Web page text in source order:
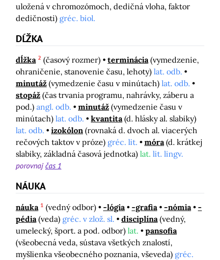
uložená v chromozómoch, dedičná vloha, faktor
dedičnosti) gréc. biol.
DĹŽKA
dĺžka 2 (časový rozmer) terminácia (vymedzenie,
ohraničenie, stanovenie času, lehoty) lat. odb.
minutáž (vymedzenie času v minútach) lat. odb.
stopáž (čas trvania programu, nahrávky, záberu a
pod.) angl. odb. minutáž (vymedzenie času v
minútach) lat. odb. kvantita (d. hlásky al. slabiky)
lat. odb.
izokólon (rovnaká d. dvoch al. viacerých
rečových taktov v próze) gréc. lit. móra (d. krátkej
slabiky, základná časová jednotka) lat. lit. lingv.
porovnajčas 1
NÁUKA
náuka 1 (vedný odbor) -lógia -grafia -nómia
-
pédia (veda) gréc. v zlož. sl. disciplína (vedný,
umelecký, šport. a pod. odbor) lat.
pansofia
(všeobecná veda, sústava všetkých znalostí,
myšlienka všeobecného poznania, vševeda) gréc.